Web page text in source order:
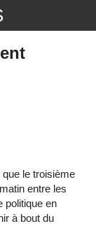
le troisième
entre les
politique en
à bout du